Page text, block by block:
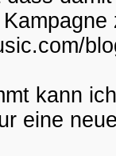
kann
eine